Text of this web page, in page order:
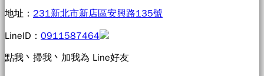
地址： 231新北市新店區安興路135號
LineID： 0911587464
點我丶掃我丶加我為 Line好友